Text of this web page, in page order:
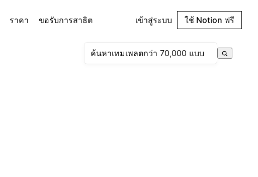
ราคา ขอรับการสาธิต เข้าสู่ระบบ ใช้ Notion ฟรี